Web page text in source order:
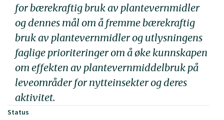
for bærekraftig bruk av plantevernmidler
og dennes mål om å fremme bærekraftig
bruk av plantevernmidler og utlysningens
faglige prioriteringer om å øke kunnskapen
om effekten av plantevernmiddelbruk på
leveområder for nytteinsekter og deres
aktivitet.
Status